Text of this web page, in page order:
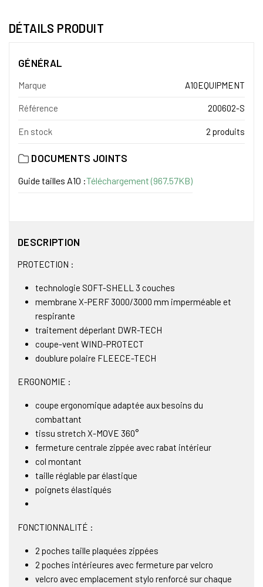
DÉTAILS PRODUIT
GÉNÉRAL
Marque A10EQUIPMENT
Référence 200602-S
En stock 2 produits
DOCUMENTS JOINTS
Guide tailles A10 :Téléchargement (967.57KB)
DESCRIPTION
PROTECTION :
technologie SOFT-SHELL 3 couches
membrane X-PERF 3000/3000 mm imperméable et
respirante
traitement déperlant DWR-TECH
coupe-vent WIND-PROTECT
doublure polaire FLEECE-TECH
ERGONOMIE :
coupe ergonomique adaptée aux besoins du
combattant
tissu stretch X-MOVE 360°
fermeture centrale zippée avec rabat intérieur
col montant
taille réglable par élastique
poignets élastiqués
FONCTIONNALITÉ :
2 poches taille plaquées zippées
2 poches intérieures avec fermeture par velcro
velcro avec emplacement stylo renforcé sur chaque